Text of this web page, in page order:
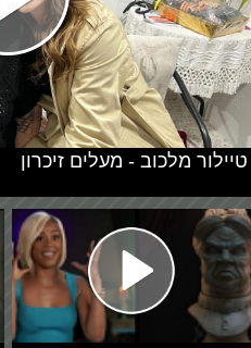
טיילור מלכוב - מעלים זיכרון